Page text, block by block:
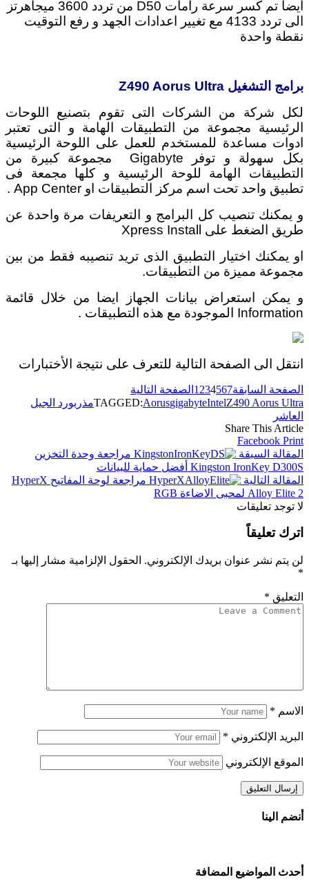
أيضا تم كسر سرعة رامات D50 من تردد 3600 ميجاهرتز
الى تردد 4133 مع تغيير اعدادات الجهد و رفع التوقيت
نقطة واحدة
برامج التشغيل Z490 Aorus Ultra
لكل شركة من الشركات التى تقوم بتصنيع اللوحات
الرئيسية مجموعة من التطبيقات الهامة و التى تعتبر
ادوات مساعدة للمستخدم للعمل على اللوحة الرئيسية
بكل سهولة و توفر Gigabyte مجموعة كبيرة من
التطبيقات الهامة للوحة الرئيسية و كلها مجمعة فى
تطبيق واحد تحت اسم مركز التطبيقات او App Center .
و يمكنك تنصيب كل البرامج و التعريفات مرة واحدة عن
طريق الضغط على Xpress Install
او يمكنك اختيار التطبيق الذى تريد تنصيبه فقط من بين
مجموعة مميزة من التطبيقات.
و يمكن استعراض بيانات الجهاز ايضا من خلال قائمة
Information الموجودة مع هذه التطبيقات .
انتقل الى الصفحة التالية للتعرف على نتيجة الأختبارات
الصفحة السابقة 1 234567
الصفحة التالية
TAGGED:AorusgigabyteIntelZ490 Aorus Ultra
مذربورد الجيل
العاشر
Share This Article
Facebook Print
المقالة السبقة
مراجعة وحدة التخزين
Kingston IronKey D300S أفضل حماية للبيانات
المقالة التالية
مراجعة لوحة المفاتيح HyperX
Alloy Elite 2 لمحبى الاضاءة RGB
لا توجد تعليقات
اترك تعليقاً
لن يتم نشر عنوان بريدك الإلكتروني. الحقول الإلزامية مشار إليها بـ
*
التعليق *
الاسم *
البريد الإلكتروني *
الموقع الإلكتروني
أنضم الينا
أحدث المواضيع المضافة